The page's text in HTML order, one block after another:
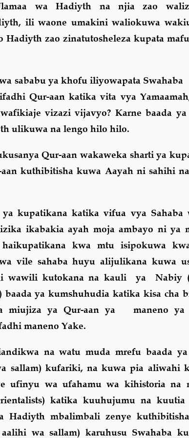
wa Hadiyth na njia zao
ili waone umakini waliokuwa
Hadiyth zao zinatutosheleza kupata
sababu ya khofu iliyowapata
Qur-aan katika vita vya
vizazi vijavyo? Karne baada ya
ulikuwa na lengo hilo hilo.
Qur-aan wakaweka sharti ya
kuthibitisha kuwa Aayah ni sahihi
kupatikana katika vifua vya Sahaba
ikabakia ayah moja ambayo ni ya
kwa mtu isipokuwa
vile sahaba huyu alijulikana kuwa
wawili kutokana na kauli ya Nabiy
ya kumshuhudia katika kisa cha
miujiza ya Qur-aan ya maneno ya
maneno Yake.
na watu muda mrefu baada
sallam) kufariki, na kuwa pia aliwahi
ufinyu wa ufahamu wa kihistoria na
katika kuuhujumu na kuutia
Hadiyth mbalimbali zenye
wa sallam) karuhusu Swahaba